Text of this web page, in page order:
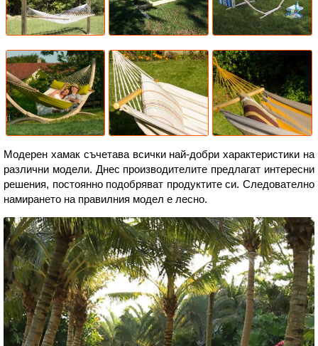
Модерен хамак съчетава всички най-добри характеристики на
различни модели. Днес производителите предлагат интересни
решения, постоянно подобряват продуктите си. Следователно
намирането на правилния модел е лесно.